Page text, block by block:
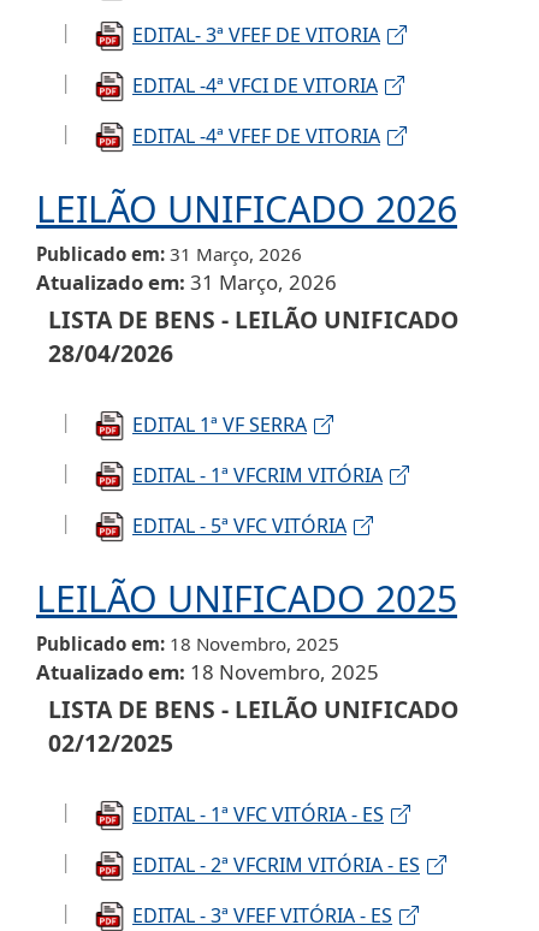
EDITAL- 3ª VFEF DE VITORIA
EDITAL -4ª VFCI DE VITORIA
EDITAL -4ª VFEF DE VITORIA
LEILÃO UNIFICADO 2026
Publicado em 31 Março, 2026
Atualizado em 31 Março, 2026
LISTA DE BENS - LEILÃO UNIFICADO
28/04/2026
EDITAL 1ª VF SERRA
EDITAL - 1ª VFCRIM VITÓRIA
EDITAL - 5ª VFC VITÓRIA
LEILÃO UNIFICADO 2025
Publicado em 18 Novembro, 2025
Atualizado em 18 Novembro, 2025
LISTA DE BENS - LEILÃO UNIFICADO
02/12/2025
EDITAL - 1ª VFC VITÓRIA - ES
EDITAL - 2ª VFCRIM VITÓRIA - ES
EDITAL - 3ª VFEF VITÓRIA - ES